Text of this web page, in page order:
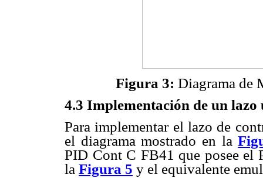
Figura 3: Diagrama de
4.3 Implementación de un
Para implementar el lazo de
el diagrama mostrado en la
PID Cont C FB41 que posee
la Figura 5 y el equivalente